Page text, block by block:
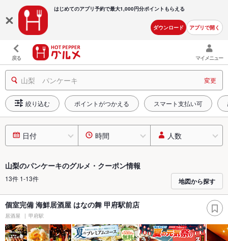
はじめてのアプリ予約で最大1,000円分ポイントもらえる
ダウンロード アプリで開く
戻る マイメニュー
山梨 パンケーキ 変更
絞り込む ポイントがつかえる スマート支払い可
日付 時間 人数
山梨のパンケーキのグルメ・クーポン情報
13件 1-13件 地図から探す
個室完備 海鮮居酒屋 はなの舞 甲府駅前店
居酒屋 甲府駅